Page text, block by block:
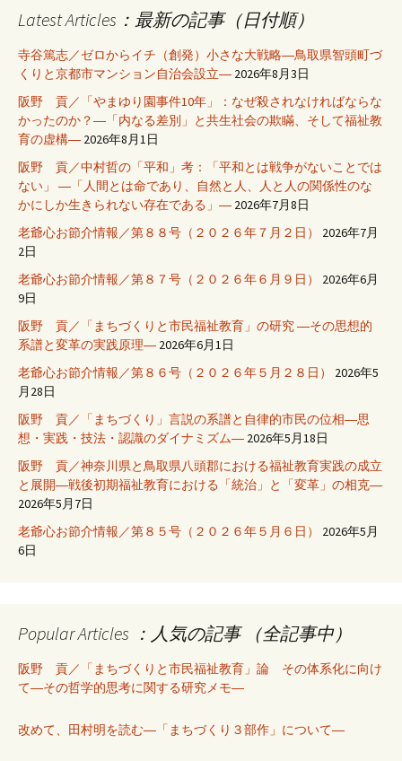
Latest Articles：最新の記事（日付順）
寺谷篤志／ゼロからイチ（創発）小さな大戦略―鳥取県智頭町づ
くりと京都市マンション自治会設立― 2026年8月3日
阪野 貢／「やまゆり園事件10年」：なぜ殺されなければならな
かったのか？―「内なる差別」と共生社会の欺瞞、そして福祉教
育の虚構― 2026年8月1日
阪野 貢／中村哲の「平和」考：「平和とは戦争がないことでは
ない」 ―「人間とは命であり、自然と人、人と人の関係性のな
かにしか生きられない存在である」― 2026年7月8日
老爺心お節介情報／第８８号（２０２６年７月２日）
2026年7月
2日
老爺心お節介情報／第８７号（２０２６年６月９日）
2026年6月
9日
阪野 貢／「まちづくりと市民福祉教育」の研究 ―その思想的
系譜と変革の実践原理― 2026年6月1日
老爺心お節介情報／第８６号（２０２６年５月２８日）
2026年5
月28日
阪野 貢／「まちづくり」言説の系譜と自律的市民の位相―思
想・実践・技法・認識のダイナミズム― 2026年5月18日
阪野 貢／神奈川県と鳥取県八頭郡における福祉教育実践の成立
と展開―戦後初期福祉教育における「統治」と「変革」の相克―
2026年5月7日
老爺心お節介情報／第８５号（２０２６年５月６日）
2026年5月
6日
Popular Articles ：人気の記事 （全記事中）
阪野 貢／「まちづくりと市民福祉教育」論 その体系化に向け
て―その哲学的思考に関する研究メモ―
改めて、田村明を読む―「まちづくり３部作」について―